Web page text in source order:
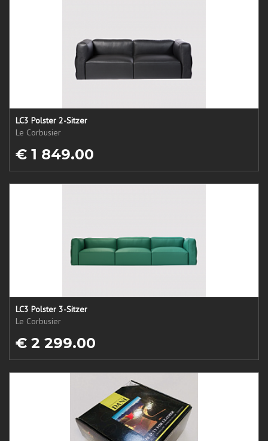
LC3 Polster 2-Sitzer
Le Corbusier
€ 1 849.00
LC3 Polster 3-Sitzer
Le Corbusier
€ 2 299.00